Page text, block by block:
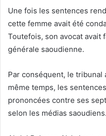
Une fois les sentences
cette femme avait été
Toutefois, son avocat avait
générale saoudienne.
Par conséquent, le tribunal
même temps, les
prononcées contre ses
selon les médias saoudiens.